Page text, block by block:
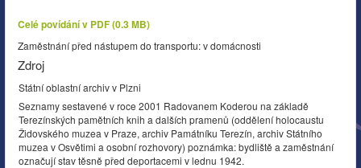
Celé povídání v PDF (0.3 MB)
Zaměstnání před nástupem do transportu: v domácnosti
Zdroj
Státní oblastní archiv v Plzni
Seznamy sestavené v roce 2001 Radovanem Koderou na základě
Terezínských pamětních knih a dalších pramenů (oddělení holocaustu
Židovského muzea v Praze, archiv Památníku Terezín, archiv Státního
muzea v Osvětimi a osobní rozhovory) poznámka: bydliště a zaměstnání
označují stav těsně před deportacemi v lednu 1942.